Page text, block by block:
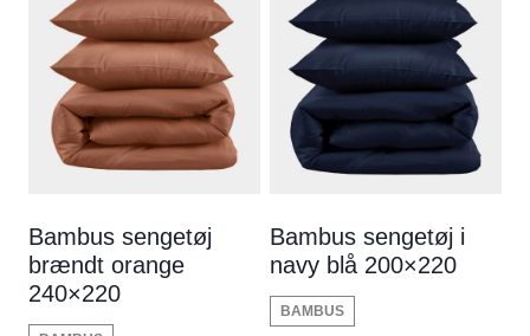
Bambus sengetøj
brændt orange
240×220
Bambus sengetøj i
navy blå 200×220
BAMBUS